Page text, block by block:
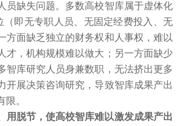
员缺失问题。多数高校智库属于虚体化
（即无专职人员、无固定经费投入、无
方面缺乏独立的财务权和人事权，难以
才，机构规模难以做大；另一方面缺少
智库研究人员身兼数职，无法挤出更多
开展决策咨询研究，导致智库成果产出
。
用脱节，使高校智库难以激发成果产出